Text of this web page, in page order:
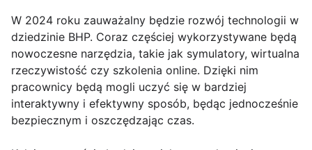
W 2024 roku zauważalny będzie rozwój technologii w
dziedzinie BHP. Coraz częściej wykorzystywane będą
nowoczesne narzędzia, takie jak symulatory, wirtualna
rzeczywistość czy szkolenia online. Dzięki nim
pracownicy będą mogli uczyć się w bardziej
interaktywny i efektywny sposób, będąc jednocześnie
bezpiecznym i oszczędzając czas.